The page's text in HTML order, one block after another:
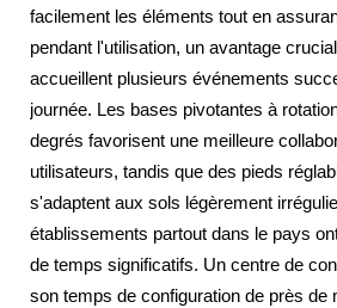
facilement les éléments tout en
pendant l'utilisation, un avantage
accueillent plusieurs événements
journée. Les bases pivotantes à
degrés favorisent une meilleure
utilisateurs, tandis que des pieds
s'adaptent aux sols légèrement
établissements partout dans le pays
de temps significatifs. Un centre de
son temps de configuration de près de